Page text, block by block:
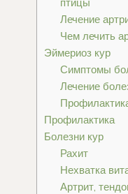
Лечение
Чем лечить
Эймериоз кур
Симптомы
Лечение
Профилактика
Болезни кур
Рахит
Нехватка
Артрит,